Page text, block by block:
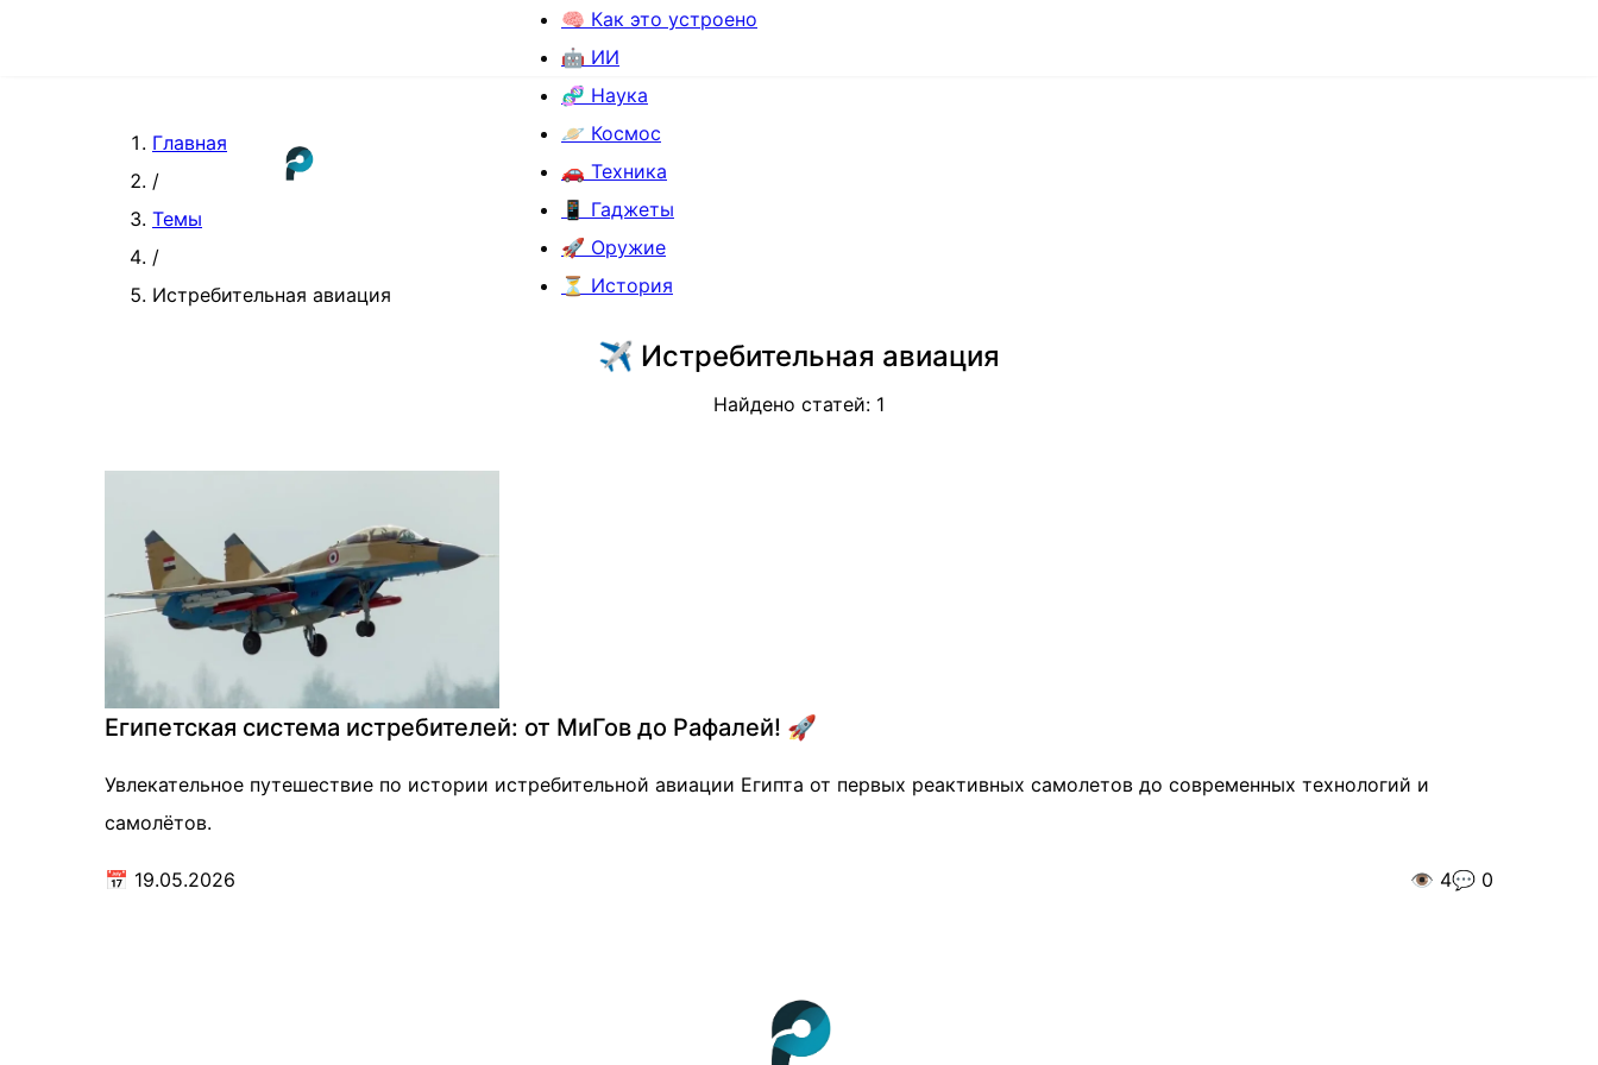
🧠 Как это устроено
🤖 ИИ
🧬 Наука
🪐 Космос
🚗 Техника
📱 Гаджеты
🚀 Оружие
⏳ История
Главная
/
Темы
/
Истребительная авиация
✈️ Истребительная авиация
Найдено статей: 1
Египетская система истребителей: от МиГов до Рафалей! 🚀
Увлекательное путешествие по истории истребительной авиации Египта от первых реактивных самолетов до современных технологий и
самолётов.
📅 19.05.2026 👁️ 4💬 0